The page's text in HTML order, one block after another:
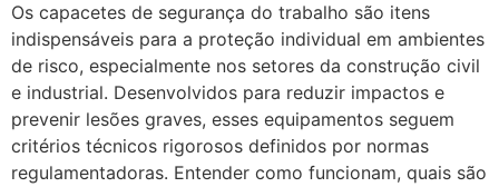
Os capacetes de segurança do trabalho são itens
indispensáveis para a proteção individual em ambientes
de risco, especialmente nos setores da construção civil
e industrial. Desenvolvidos para reduzir impactos e
prevenir lesões graves, esses equipamentos seguem
critérios técnicos rigorosos definidos por normas
regulamentadoras. Entender como funcionam, quais são